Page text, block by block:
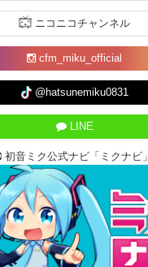
ニコニコチャンネル
cfm_miku_official
@hatsunemiku0831
LINE
初音ミク公式ナビ「ミクナビ」